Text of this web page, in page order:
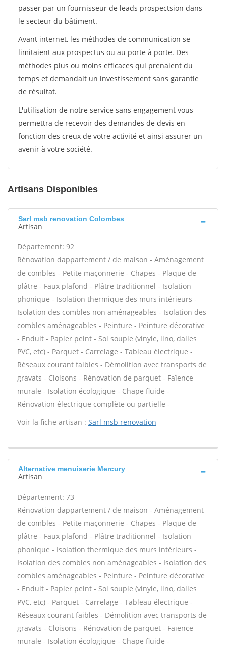
passer par un fournisseur de leads prospectsion dans
le secteur du bâtiment.
Avant internet, les méthodes de communication se
limitaient aux prospectus ou au porte à porte. Des
méthodes plus ou moins efficaces qui prenaient du
temps et demandait un investissement sans garantie
de résultat.
L'utilisation de notre service sans engagement vous
permettra de recevoir des demandes de devis en
fonction des creux de votre activité et ainsi assurer un
avenir à votre société.
Artisans Disponibles
Sarl msb renovation Colombes
Artisan
Département: 92
Rénovation dappartement / de maison - Aménagement
de combles - Petite maçonnerie - Chapes - Plaque de
plâtre - Faux plafond - Plâtre traditionnel - Isolation
phonique - Isolation thermique des murs intérieurs -
Isolation des combles non aménageables - Isolation des
combles aménageables - Peinture - Peinture décorative
- Enduit - Papier peint - Sol souple (vinyle, lino, dalles
PVC, etc) - Parquet - Carrelage - Tableau électrique -
Réseaux courant faibles - Démolition avec transports de
gravats - Cloisons - Rénovation de parquet - Faïence
murale - Isolation écologique - Chape fluide -
Rénovation électrique complète ou partielle -
Voir la fiche artisan : Sarl msb renovation
Alternative menuiserie Mercury
Artisan
Département: 73
Rénovation dappartement / de maison - Aménagement
de combles - Petite maçonnerie - Chapes - Plaque de
plâtre - Faux plafond - Plâtre traditionnel - Isolation
phonique - Isolation thermique des murs intérieurs -
Isolation des combles non aménageables - Isolation des
combles aménageables - Peinture - Peinture décorative
- Enduit - Papier peint - Sol souple (vinyle, lino, dalles
PVC, etc) - Parquet - Carrelage - Tableau électrique -
Réseaux courant faibles - Démolition avec transports de
gravats - Cloisons - Rénovation de parquet - Faïence
murale - Isolation écologique - Chape fluide -